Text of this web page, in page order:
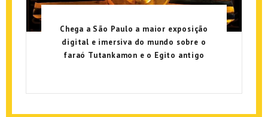
Chega a São Paulo a maior exposição
digital e imersiva do mundo sobre o
faraó Tutankamon e o Egito antigo